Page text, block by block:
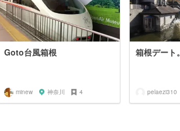
Goto台風箱根
minew 神奈川 4
箱根デート。
pelaezi310